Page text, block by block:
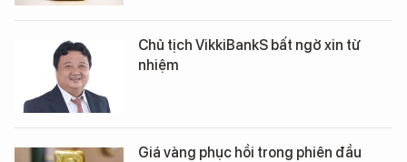
Chủ tịch VikkiBankS bất ngờ xin từ
nhiệm
Giá vàng phục hồi trong phiên đầu